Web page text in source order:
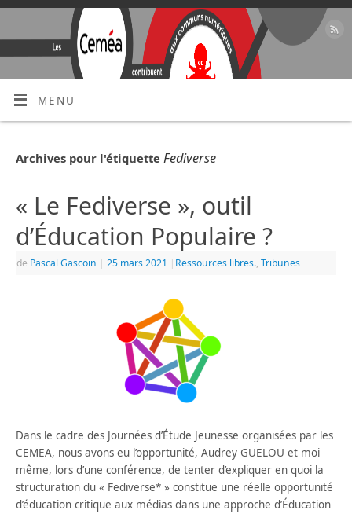
MENU
Archives pour l'étiquette Fediverse
« Le Fediverse », outil
d’Éducation Populaire ?
de Pascal Gascoin | 25 mars 2021 | Ressources libres.,Tribunes
Dans le cadre des Journées d’Étude Jeunesse organisées par les
CEMEA, nous avons eu l’opportunité, Audrey GUELOU et moi
même, lors d’une conférence, de tenter d’expliquer en quoi la
structuration du « Fediverse* » constitue une réelle opportunité
d’éducation critique aux médias dans une approche d’Éducation